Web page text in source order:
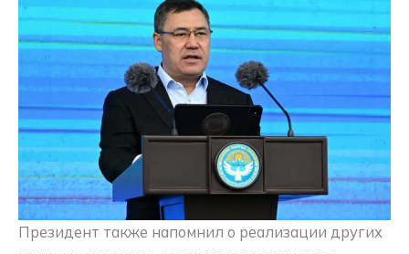
Президент также напомнил о реализации других